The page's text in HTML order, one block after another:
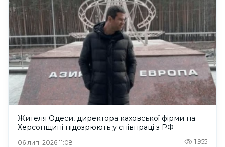
Жителя Одеси, директора каховської фірми на
Херсонщині підозрюють у співпраці з РФ
06 лип. 2026 11:08 1,955